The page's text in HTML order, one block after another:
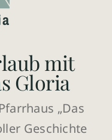
mit
Gloria
„Das
Geschichte